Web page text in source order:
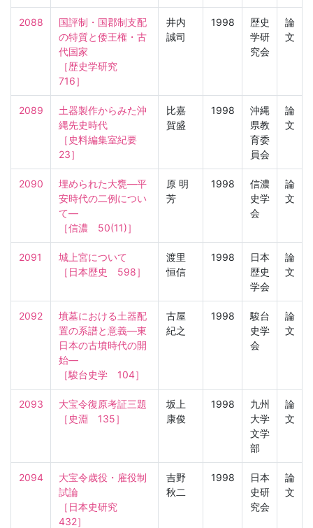
2088
国評制・国郡制支配
の特質と倭王権・古
代国家
［歴史学研究
716］
井内
誠司
1998
歴史
学研
究会
論
文
2089
土器製作からみた沖
縄先史時代
［史料編集室紀要
23］
比嘉
賀盛
1998
沖縄
県教
育委
員会
論
文
2090
埋められた大甕—平
安時代の二例につい
て—
［信濃　50(11)］
原 明
芳
1998
信濃
史学
会
論
文
2091
城上宮について
［日本歴史　598］
渡里
恒信
1998
日本
歴史
学会
論
文
2092
墳墓における土器配
置の系譜と意義—東
日本の古墳時代の開
始—
［駿台史学　104］
古屋
紀之
1998
駿台
史学
会
論
文
2093
大宝令復原考証三題
［史淵　135］
坂上
康俊
1998
九州
大学
文学
部
論
文
2094
大宝令歳役・雇役制
試論
［日本史研究
432］
吉野
秋二
1998
日本
史研
究会
論
文